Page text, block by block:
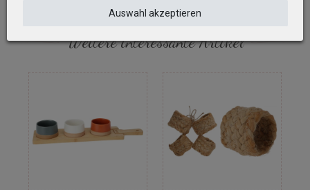
Weitere interessante Artikel
Auswahl akzeptieren